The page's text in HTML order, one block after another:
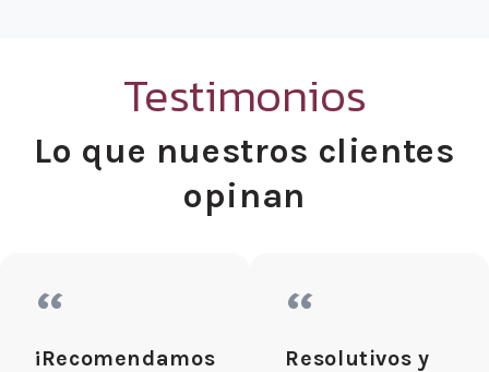
Testimonios
Lo que nuestros clientes
opinan
“
¡Recomendamos
“
Resolutivos y